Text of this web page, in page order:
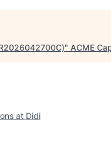
" ACME
at Didi